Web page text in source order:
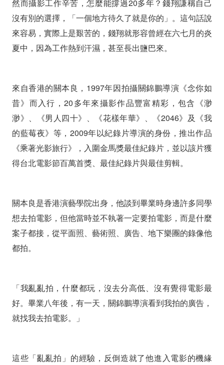
然而攝影工作辛苦，怎麼能撐過20多年？錢翔謙稱自己
沒有別的選擇，「一個地方待久了就是你的」。這句話說
來容易，實際上是艱苦的，錢翔就形容曾經在六七月的炎
夏中，因為工作熱到汗濕，甚至長出鹽巴來。
來自香港的關本良，1997年因拍攝關錦鵬導演《念你如
昔》而入行，20多年來攝影作品豐富精彩，包含《渺
渺》、《男人四十》、《花樣年華》、《2046》及《我
的藍莓夜》等，2009年以紀錄片導演的身份，推出作品
《乘著光影旅行》，入圍金馬獎最佳紀錄片，並以該片獲
得台北電影節百萬首獎、最佳紀錄片與最佳剪輯。
關本良是香港演藝學院出身，他談到畢業時身邊許多同學
想去拍電影，但他當時並不執著一定要拍電影，而是什麼
案子都接，從平面照、藝術照、廣告、地下樂團的錄像他
都拍。
「我亂亂拍，什麼都玩，沒去分高低、沒有覺得電影最
好。畢業八年後，有一天，關錦鵬導演看到我拍的廣告，
就找我去拍電影。」
這些「亂亂拍」的經驗，反倒造就了他進入電影的機緣